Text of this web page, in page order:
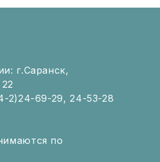
г.Саранск,
2)24-69-29, 24-53-28
по